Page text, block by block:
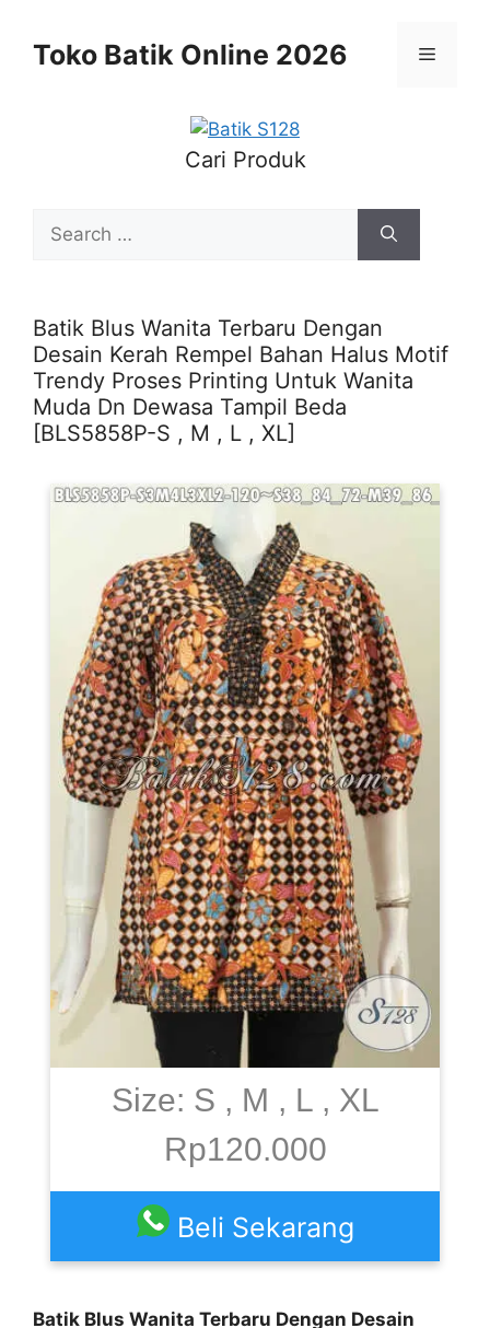
contentToko Batik Online 2026 Menu
Cari Produk
for:
Batik Blus Wanita Terbaru Dengan
Desain Kerah Rempel Bahan Halus Motif
Trendy Proses Printing Untuk Wanita
Muda Dn Dewasa Tampil Beda
[BLS5858P-S , M , L , XL]
Size: S , M , L , XL
Rp120.000
Beli Sekarang
Batik Blus Wanita Terbaru Dengan Desain